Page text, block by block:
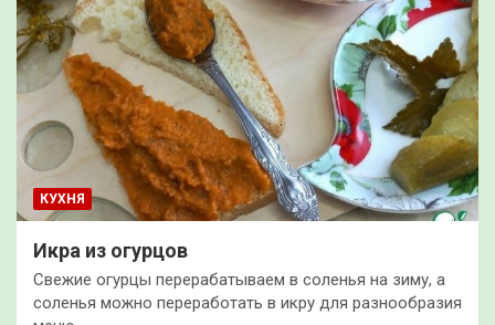
КУХНЯ
Икра из огурцов
Свежие огурцы перерабатываем в соленья на зиму, а
соленья можно переработать в икру для разнообразия